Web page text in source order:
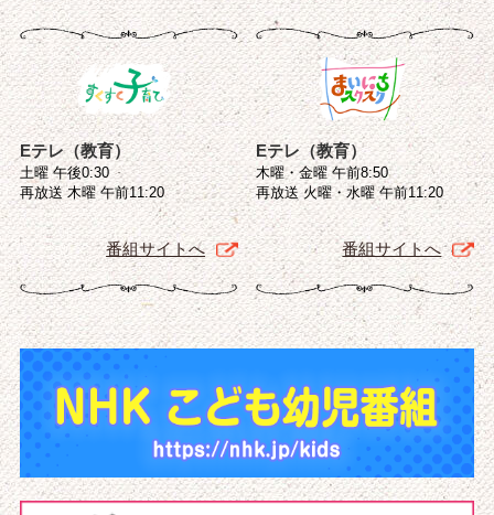
Eテレ（教育）
土曜 午後0:30
再放送 木曜 午前11:20
番組サイトへ
Eテレ（教育）
木曜・金曜 午前8:50
再放送 火曜・水曜 午前11:20
番組サイトへ